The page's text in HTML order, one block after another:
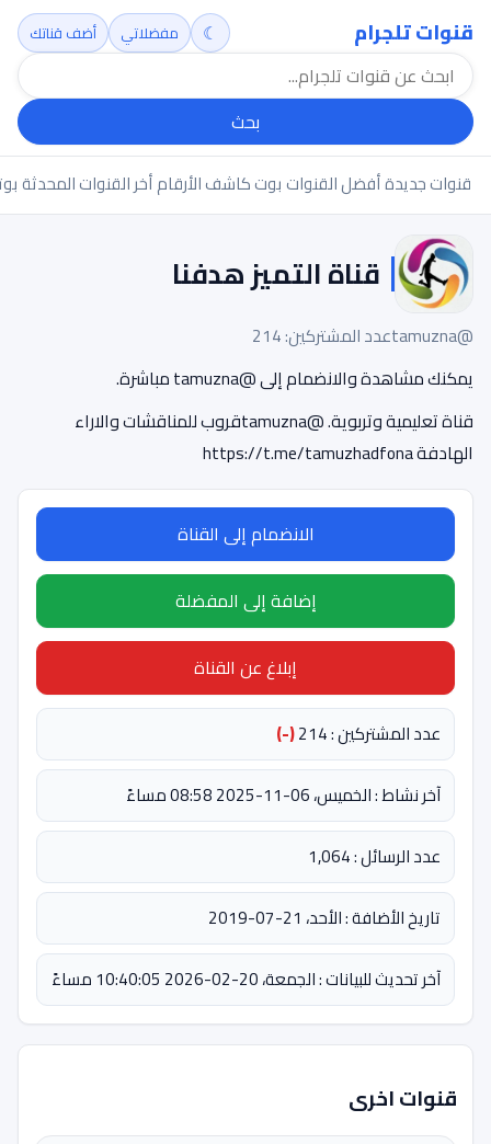
قنوات تلجرام
بحث
☾ مفضلاتي أضف قناتك
قنوات جديدةأفضل القنواتبوت كاشف الأرقامأخر القنوات المحدثة
قناة التميز هدفنا
@tamuzna
عدد المشتركين: 214
يمكنك مشاهدة والانضمام إلى @tamuzna مباشرة.
قناة تعليمية وتربوية. @tamuznaقروب للمناقشات والاراء
الهادفة https://t.me/tamuzhadfona
الانضمام إلى القناة
إضافة إلى المفضلة
إبلاغ عن القناة
عدد المشتركين : 214
(-)
آخر نشاط : الخميس، 06-11-2025 08:58 مساءً
عدد الرسائل : 1,064
تاريخ الأضافة : الأحد، 21-07-2019
آخر تحديث للبيانات : الجمعة، 20-02-2026 10:40:05 مساءً
قنوات اخرى